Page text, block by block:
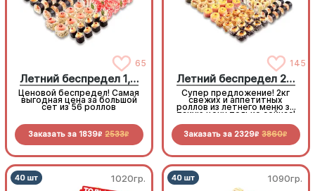
65
Летний беспредел 1,5 кг
Ценовой беспредел! Самая
выгодная цена за большой
сет из 56 роллов
Заказать за 1839R 2533R
145
Летний беспредел 2 кг
Супер предложение! 2кг
свежих и аппетитных
роллов из летнего меню за
такую цену только сейчас!
Заказать за 2329R 3860R
1020гр. 1090гр.